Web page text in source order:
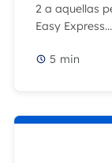
2 a aquellas
Easy Express...
5 min